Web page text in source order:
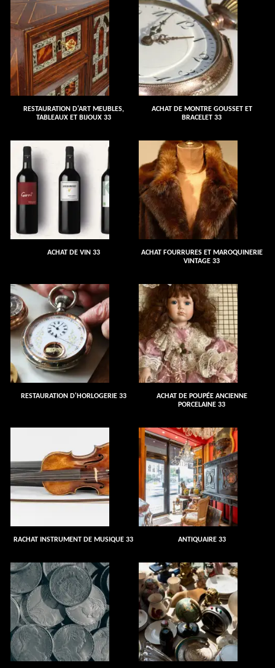
RESTAURATION D'ART MEUBLES,
TABLEAUX ET BIJOUX 33
ACHAT DE MONTRE GOUSSET ET
BRACELET 33
ACHAT DE VIN 33
ACHAT FOURRURES ET MAROQUINERIE
VINTAGE 33
RESTAURATION D'HORLOGERIE 33
ACHAT DE POUPÉE ANCIENNE
PORCELAINE 33
RACHAT INSTRUMENT DE MUSIQUE 33 ANTIQUAIRE 33